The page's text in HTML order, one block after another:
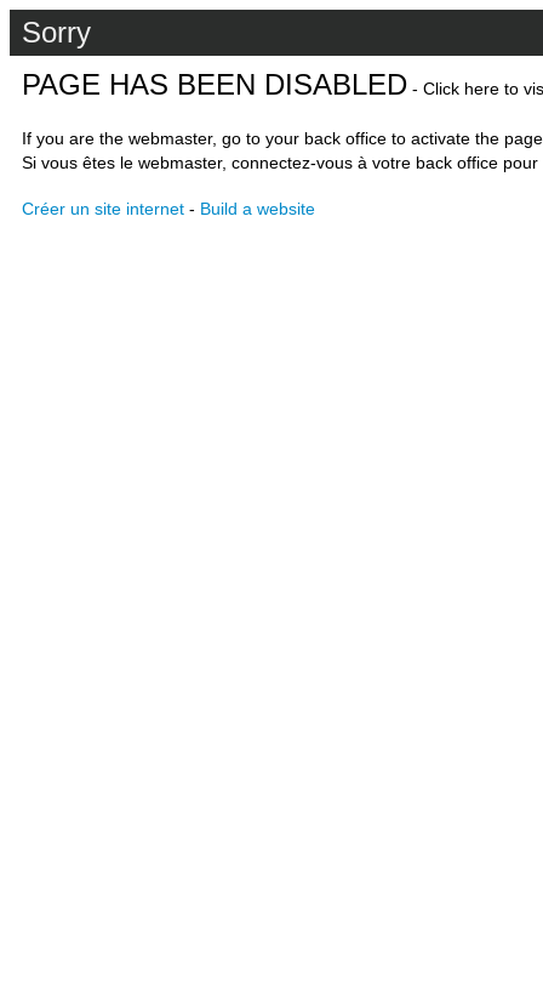
Sorry
PAGE HAS BEEN DISABLED - Click here to
If you are the webmaster, go to your back office to activate the
Si vous êtes le webmaster, connectez-vous à votre back office
Créer un site internet - Build a website